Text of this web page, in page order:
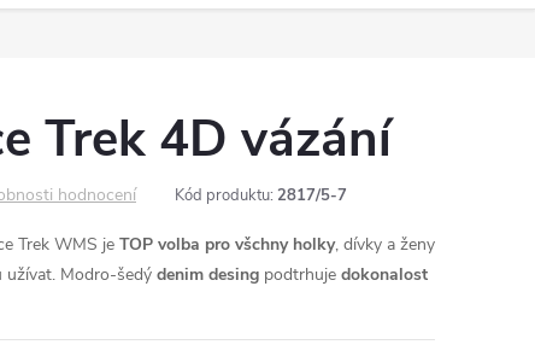
Trek 4D vázání
hodnocení Kód produktu: 2817/5-7
Trek WMS je TOP volba pro všchny holky, dívky a ženy
užívat. Modro-šedý denim desing podtrhuje dokonalost